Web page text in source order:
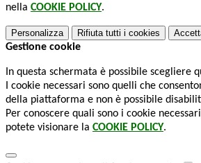
nella COOKIE POLICY.
Personalizza Rifiuta tutti i cookies
Gestione cookie
In questa schermata è possibile scegliere
I cookie necessari sono quelli che
della piattaforma e non è possibile
Per conoscere quali sono i cookie
potete visionare la COOKIE POLICY.